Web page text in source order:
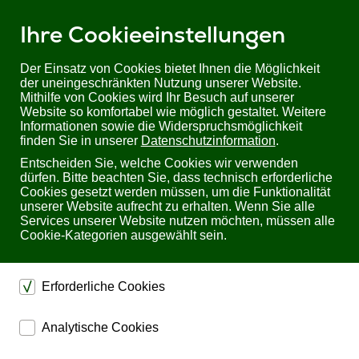
Ihre Cookieeinstellungen
Der Einsatz von Cookies bietet Ihnen die Möglichkeit
der uneingeschränkten Nutzung unserer Website.
Mithilfe von Cookies wird Ihr Besuch auf unserer
Website so komfortabel wie möglich gestaltet. Weitere
Informationen sowie die Widerspruchsmöglichkeit
finden Sie in unserer Datenschutzinformation.
Entscheiden Sie, welche Cookies wir verwenden
dürfen. Bitte beachten Sie, dass technisch erforderliche
Cookies gesetzt werden müssen, um die Funktionalität
unserer Website aufrecht zu erhalten. Wenn Sie alle
Services unserer Website nutzen möchten, müssen alle
Cookie-Kategorien ausgewählt sein.
Erforderliche Cookies
dienen dem technischen einwandfreien Betrieb unserer
Website.
Analytische Cookies
Sie befinden sich hier:Startseite Hersteller Raycap
Raycap
Raycap ist ein
internationaler Hersteller
von
Elektronikkomponenten
für die Bereiche
Connectivity und Monitoring.
Raycap entwickelt Lösungen für betriebskritische Applikationen,
höchste Priorität haben. Diese führende Technologie der
industriellen Schutzsysteme steht jetzt neben dem